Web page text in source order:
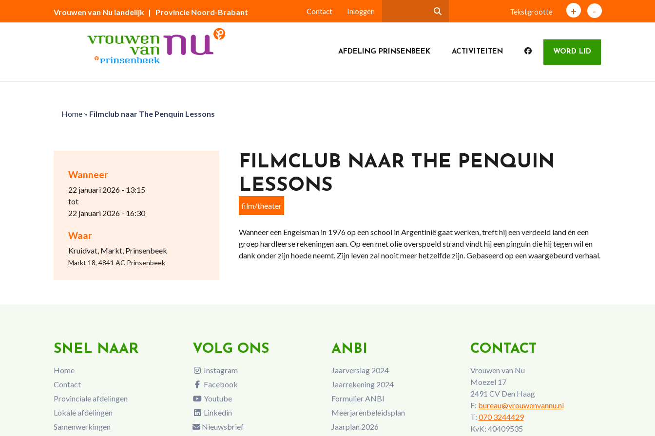
Vrouwen van Nu landelijk | Provincie Noord-Brabant Contact Inloggen Tekstgrootte + -
AFDELING PRINSENBEEK ACTIVITEITEN WORD LID
Home» Filmclub naar The Penquin Lessons
Wanneer
22 januari 2026 - 13:15
tot
22 januari 2026 - 16:30
Waar
Kruidvat, Markt, Prinsenbeek
Markt 18, 4841 AC Prinsenbeek
FILMCLUB NAAR THE PENQUIN
LESSONS
film/theater
Wanneer een Engelsman in 1976 op een school in Argentinië gaat werken, treft hij een verdeeld land én een
groep hardleerse rekeningen aan. Op een met olie overspoeld strand vindt hij een pinguin die hij tegen wil en
dank onder zijn hoede neemt. Zijn leven zal nooit meer hetzelfde zijn. Gebaseerd op een waargebeurd verhaal.
SNEL NAAR
Home
Contact
Provinciale afdelingen
Lokale afdelingen
Samenwerkingen
VOLG ONS
Instagram
Facebook
Youtube
Linkedin
Nieuwsbrief
ANBI
Jaarverslag 2024
Jaarrekening 2024
Formulier ANBI
Meerjarenbeleidsplan
Jaarplan 2026
CONTACT
Vrouwen van Nu
Moezel 17
2491 CV Den Haag
E: bureau@vrouwenvannu.nl
T: 070 3244429
KvK: 40409535